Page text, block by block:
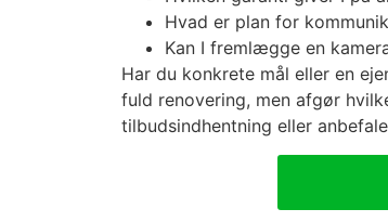
Hvad er plan for
Kan I fremlægge en
Har du konkrete mål eller en
fuld renovering, men afgør
tilbudsindhentning eller